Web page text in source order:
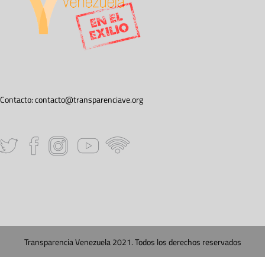
Contacto:contacto@transparenciave.org
Transparencia Venezuela 2021. Todos los derechos reservados